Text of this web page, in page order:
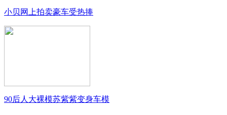
小贝网上拍卖豪车受热捧
90后人大裸模苏紫紫变身车模